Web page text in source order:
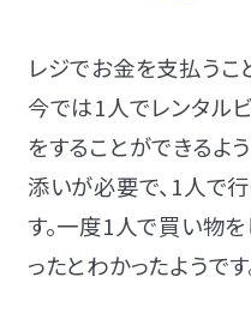
レジでお金を支払うこ
今では1人でレンタル
をすることができるよ
添いが必要で、1人で
す。一度1人で買い物
ったとわかったようです